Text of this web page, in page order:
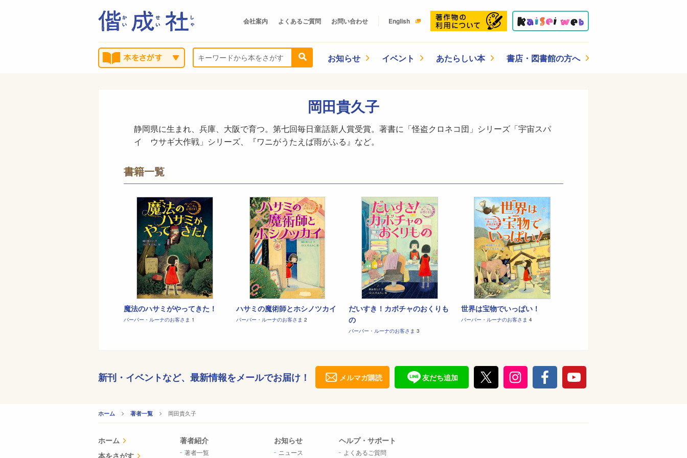
会社案内 よくあるご質問 お問い合わせ English
お知らせ イベント あたらしい本 書店・図書館の方へ
岡田貴久子
静岡県に生まれ、兵庫、大阪で育つ。第七回毎日童話新人賞受賞。著書に「怪盗クロネコ団」シリーズ「宇宙スパ
イ ウサギ大作戦」シリーズ、『ワニがうたえば雨がふる』など。
書籍一覧
魔法のハサミがやってきた！
バーバー・ルーナのお客さま 1
ハサミの魔術師とホシノツカイ
バーバー・ルーナのお客さま 2
だいすき！カボチャのおくりも
の
バーバー・ルーナのお客さま 3
世界は宝物でいっぱい！
バーバー・ルーナのお客さま 4
新刊・イベントなど、 最新情報をメールでお届け！ メルマガ購読 友だち追加
ホーム 著者一覧 CURRENT:
岡田貴久子
ホーム
本をさがす
著者紹介
著者一覧
お知らせ
ニュース
ヘルプ・サポート
よくあるご質問